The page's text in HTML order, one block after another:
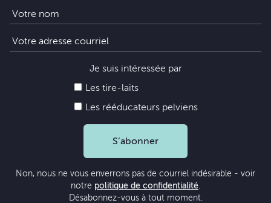
Je suis intéressée par
Les tire-laits
Les rééducateurs pelviens
S’abonner
Non, nous ne vous enverrons pas de courriel indésirable - voir
notre politique de confidentialité.
Désabonnez-vous à tout moment.